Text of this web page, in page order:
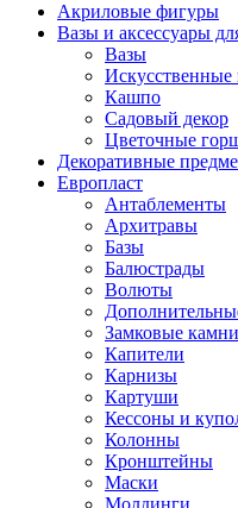
Акриловые фигуры
Вазы и аксессуары
Вазы
Искусственные
Кашпо
Садовый декор
Цветочные
Декоративные
Европласт
Антаблементы
Архитравы
Базы
Балюстрады
Волюты
Замковые камни
Капители
Карнизы
Картуши
Кессоны и
Колонны
Кронштейны
Маски
Молдинги